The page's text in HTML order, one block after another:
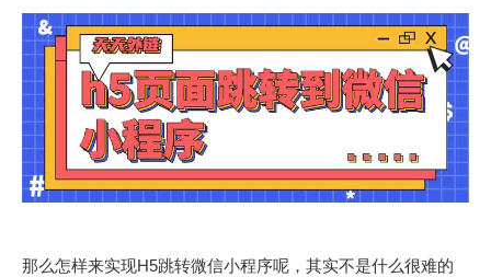
那么怎样来实现H5跳转微信小程序呢，其实不是什么很难的